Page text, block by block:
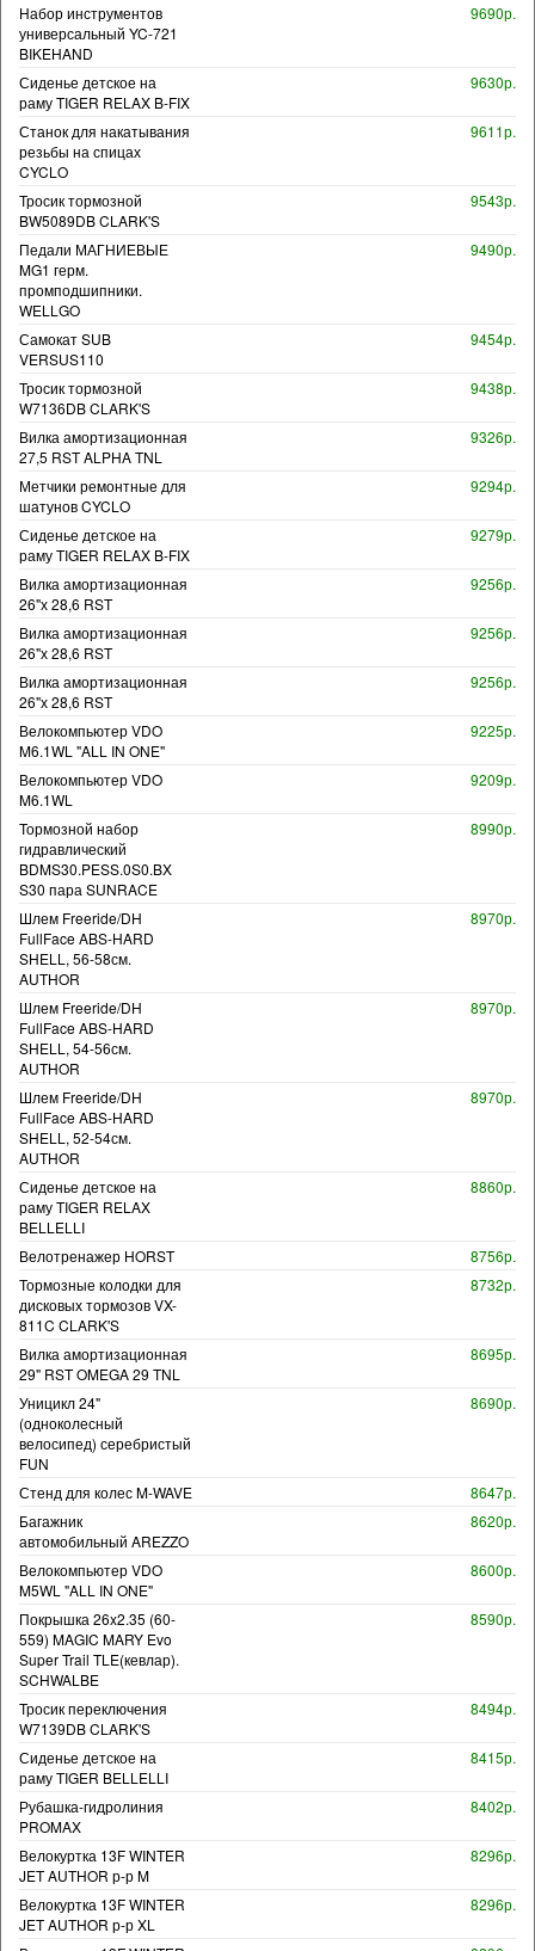
Набор инструментов
универсальный YC-721
BIKEHAND
9690р.
Сиденье детское на
раму TIGER RELAX B-FIX
9630р.
Станок для накатывания
резьбы на спицах
CYCLO
9611р.
Тросик тормозной
BW5089DB CLARK'S
9543р.
Педали МАГНИЕВЫЕ
MG1 герм.
промподшипники.
WELLGO
9490р.
Самокат SUB
VERSUS110
9454р.
Тросик тормозной
W7136DB CLARK'S
9438р.
Вилка амортизационная
27,5 RST ALPHA TNL
9326р.
Метчики ремонтные для
шатунов CYCLO
9294р.
Сиденье детское на
раму TIGER RELAX B-FIX
9279р.
Вилка амортизационная
26"х 28,6 RST
9256р.
Вилка амортизационная
26"х 28,6 RST
9256р.
Вилка амортизационная
26"х 28,6 RST
9256р.
Велокомпьютер VDO
M6.1WL "ALL IN ONE"
9225р.
Велокомпьютер VDO
M6.1WL
9209р.
Тормозной набор
гидравлический
BDMS30.PESS.0S0.BX
S30 пара SUNRACE
8990р.
Шлем Freeride/DH
FullFace ABS-HARD
SHELL, 56-58см.
AUTHOR
8970р.
Шлем Freeride/DH
FullFace ABS-HARD
SHELL, 54-56см.
AUTHOR
8970р.
Шлем Freeride/DH
FullFace ABS-HARD
SHELL, 52-54см.
AUTHOR
8970р.
Сиденье детское на
раму TIGER RELAX
BELLELLI
8860р.
Велотренажер HORST
8756р.
Тормозные колодки для
дисковых тормозов VX-
811C CLARK'S
8732р.
Вилка амортизационная
29" RST OMEGA 29 TNL
8695р.
Уницикл 24"
(одноколесный
велосипед) серебристый
FUN
8690р.
Стенд для колес M-WAVE
8647р.
Багажник
автомобильный AREZZO
8620р.
Велокомпьютер VDO
M5WL "ALL IN ONE"
8600р.
Покрышка 26x2.35 (60-
559) MAGIC MARY Evo
Super Trail TLE(кевлар).
SCHWALBE
8590р.
Тросик переключения
W7139DB CLARK'S
8494р.
Сиденье детское на
раму TIGER BELLELLI
8415р.
Рубашка-гидролиния
PROMAX
8402р.
Велокуртка 13F WINTER
JET AUTHOR р-р M
8296р.
Велокуртка 13F WINTER
JET AUTHOR р-р XL
8296р.